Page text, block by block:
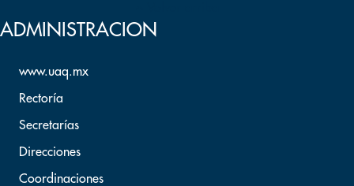
ADMINISTRACION
www.uaq.mx
Rectoría
Secretarías
Direcciones
Coordinaciones